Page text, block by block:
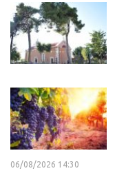
06/08/2026 14:30